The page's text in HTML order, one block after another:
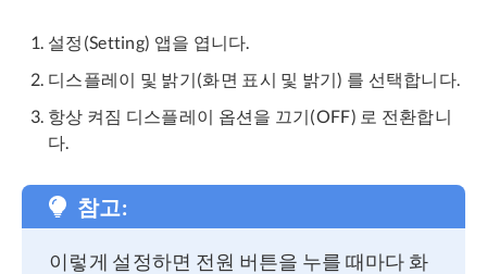
설정(Setting) 앱을 엽니다.
디스플레이 및 밝기(화면 표시 및 밝기) 를 선택합니다.
항상 켜짐 디스플레이 옵션을 끄기(OFF) 로 전환합니
다.
참고:
이렇게 설정하면 전원 버튼을 누를 때마다 화